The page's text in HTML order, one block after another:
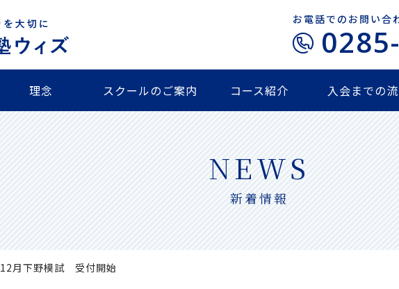
お電話でのお問い合
理念 スクールのご案内 コース紹介 入会までの
NEWS
新着情報
12月下野模試 受付開始